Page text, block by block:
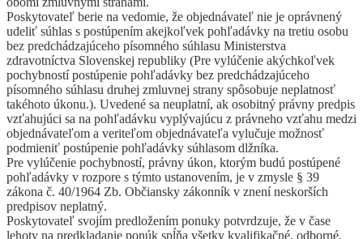
Poskytovateľ berie na vedomie, že objednávateľ nie je oprávnený
udeliť súhlas s postúpením akejkoľvek pohľadávky na tretiu osobu
bez predchádzajúceho písomného súhlasu Ministerstva
zdravotníctva Slovenskej republiky (Pre vylúčenie akýchkoľvek
pochybností postúpenie pohľadávky bez predchádzajúceho
písomného súhlasu druhej zmluvnej strany spôsobuje neplatnosť
takéhoto úkonu.). Uvedené sa neuplatní, ak osobitný právny predpis
vzťahujúci sa na pohľadávku vyplývajúcu z právneho vzťahu medzi
objednávateľom a veriteľom objednávateľa vylučuje možnosť
podmieniť postúpenie pohľadávky súhlasom dlžníka.
Pre vylúčenie pochybností, právny úkon, ktorým budú postúpené
pohľadávky v rozpore s týmto ustanovením, je v zmysle § 39
zákona č. 40/1964 Zb. Občiansky zákonník v znení neskorších
predpisov neplatný.
Poskytovateľ svojím predložením ponuky potvrdzuje, že v čase
lehoty na predkladanie ponúk spĺňa všetky kvalifikačné, odborné,